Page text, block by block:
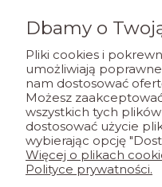
DO
Dbamy o
Pliki cookies i
umożliwiają
nam dostosować
Możesz
wszystkich tych
dostosować użycie
wybierając opcję
Więcej o plikach
Polityce prywatności.